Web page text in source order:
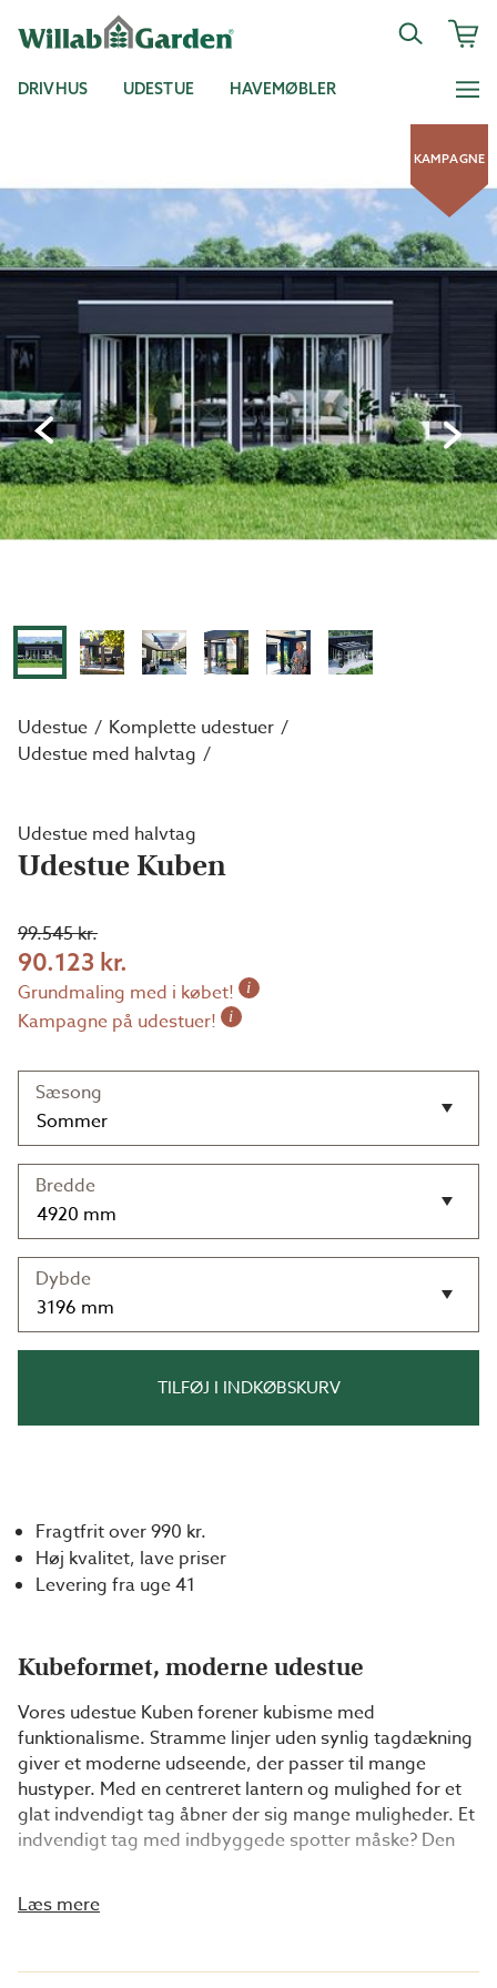
DRIVHUS UDESTUE HAVEMØBLER
KAMPAGNE
Udestue
Komplette udestuer
Udestue med halvtag
Udestue med halvtag
Udestue Kuben
99.545 kr.
90.123 kr.
Grundmaling med i købet! i
Kampagne på udestuer! i
Sæsong
Bredde
Dybde
TILFØJ I INDKØBSKURV
Fragtfrit over 990 kr.
Høj kvalitet, lave priser
Levering fra uge 41
Kubeformet, moderne udestue
Vores udestue Kuben forener kubisme med
funktionalisme. Stramme linjer uden synlig tagdækning
giver et moderne udseende, der passer til mange
hustyper. Med en centreret lantern og mulighed for et
glat indvendigt tag åbner der sig mange muligheder. Et
indvendigt tag med indbyggede spotter måske? Den
tagfoden, hvilket er en fordel for mange. Bemærk
venligst, at da det er vigtigt, at loftet bliver tæt,
taglæger. Tagbeklædning er ikke inkluderet. Vil du
Læs mere